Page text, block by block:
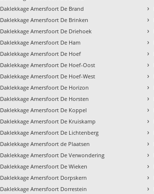
Daklekkage Amersfoort De Brand
Daklekkage Amersfoort De Brinken
Daklekkage Amersfoort De Driehoek
Daklekkage Amersfoort De Ham
Daklekkage Amersfoort De Hoef
Daklekkage Amersfoort De Hoef-Oost
Daklekkage Amersfoort De Hoef-West
Daklekkage Amersfoort De Horizon
Daklekkage Amersfoort De Horsten
Daklekkage Amersfoort De Koppel
Daklekkage Amersfoort De Kruiskamp
Daklekkage Amersfoort De Lichtenberg
Daklekkage Amersfoort de Plaatsen
Daklekkage Amersfoort De Verwondering
Daklekkage Amersfoort De Wieken
Daklekkage Amersfoort Dorpskern
Daklekkage Amersfoort Dorrestein
›
›
›
›
›
›
›
›
›
›
›
›
›
›
›
›
›